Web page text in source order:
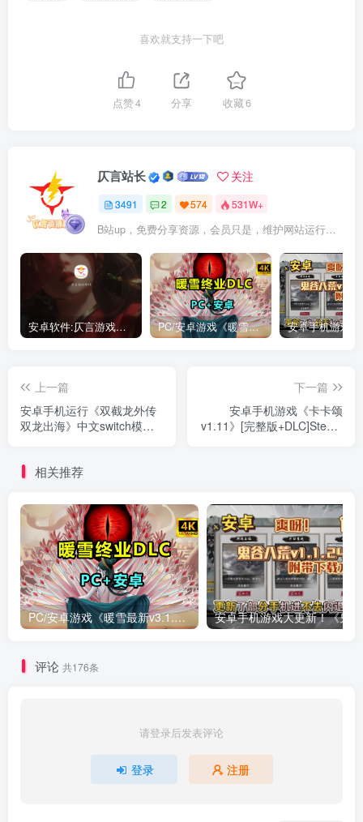
喜欢就支持一下吧
点赞4 分享 收藏6
仄言站长 关注
3491 2 574 531W+
B站up，免费分享资源，会员只是，维护网站运行，会员权利为可以支持本地下载，更多内容，敬请期待！
安卓软件:仄言游戏库4.0APP全新上架了！没有下的赶紧下载呀！ PC/安卓游戏《暖雪最新v3.1.0.1》终业DLC整合版！
上一篇
安卓手机运行《双截龙外传
双龙出海》中文switch模拟
下一篇
安卓手机游戏《卡卡颂
v1.11》[完整版+DLC]Steam
相关推荐
PC/安卓游戏《暖雪最新v3.1.0.1》终业DLC整合版！
评论 共176条
请登录后发表评论
登录 注册